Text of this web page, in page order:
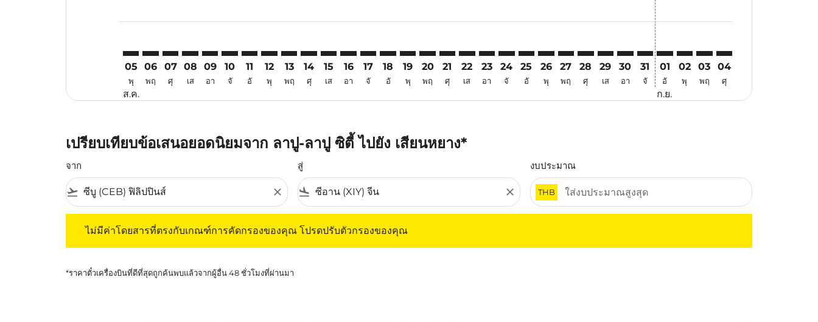
05
พุ
ส.ค.
06
พฤ
07
ศุ
08
เส
09
อา
10
จั
11
อั
12
พุ
13
พฤ
14
ศุ
15
เส
16
อา
17
จั
18
อั
19
พุ
20
พฤ
21
ศุ
22
เส
23
อา
24
จั
25
อั
26
พุ
27
พฤ
28
ศุ
29
เส
30
อา
31
จั
01
อั
ก.ย.
02
พุ
03
พฤ
04
ศุ
เปรียบเทียบข้อเสนอยอดนิยมจาก ลาปู-ลาปู ซิตี้ ไปยัง เสียนหยาง*
จาก
flight_takeoff close
สู่
flight_land close
งบประมาณ
THB
ไม่มีค่าโดยสารที่ตรงกับเกณฑ์การคัดกรองของคุณ โปรดปรับตัวกรองของคุณ
*ราคาตั๋วเครื่องบินที่ดีที่สุดถูกค้นพบแล้วจากผู้อื่น 48 ชั่วโมงที่ผ่านมา